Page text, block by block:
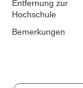
Entfernung zur
Hochschule
Bemerkungen